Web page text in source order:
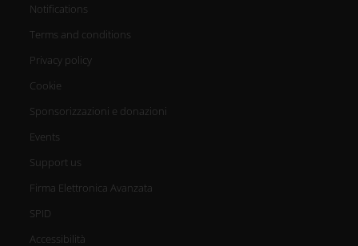
Notifications
Terms and conditions
Privacy policy
Cookie
Sponsorizzazioni e donazioni
Events
Support us
Firma Elettronica Avanzata
SPID
Accessibilità